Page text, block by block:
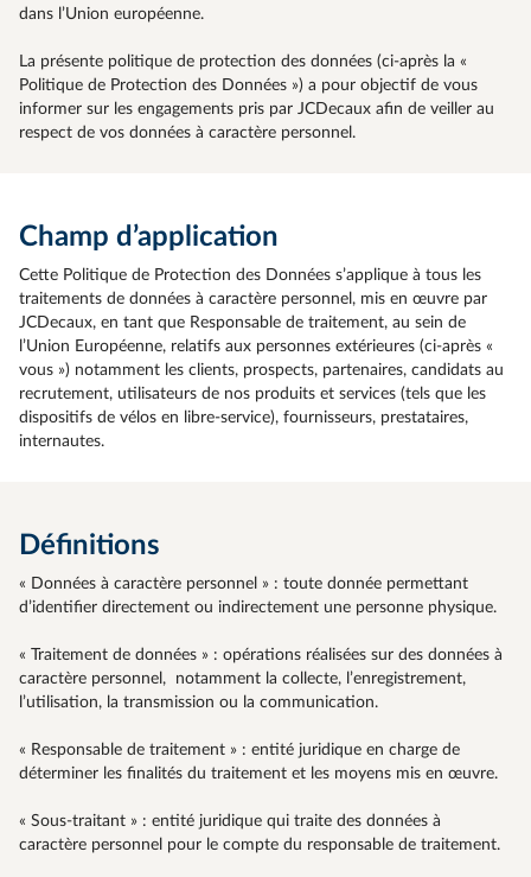
dans l’Union européenne.
La présente politique de protection des données (ci-après la «
Politique de Protection des Données ») a pour objectif de vous
informer sur les engagements pris par JCDecaux afin de veiller au
respect de vos données à caractère personnel.
Champ d’application
Cette Politique de Protection des Données s’applique à tous les
traitements de données à caractère personnel, mis en œuvre par
JCDecaux, en tant que Responsable de traitement, au sein de
l’Union Européenne, relatifs aux personnes extérieures (ci-après «
vous ») notamment les clients, prospects, partenaires, candidats au
recrutement, utilisateurs de nos produits et services (tels que les
dispositifs de vélos en libre-service), fournisseurs, prestataires,
internautes.
Définitions
« Données à caractère personnel » : toute donnée permettant
d’identifier directement ou indirectement une personne physique.
« Traitement de données » : opérations réalisées sur des données à
caractère personnel, notamment la collecte, l’enregistrement,
l’utilisation, la transmission ou la communication.
« Responsable de traitement » : entité juridique en charge de
déterminer les finalités du traitement et les moyens mis en œuvre.
« Sous-traitant » : entité juridique qui traite des données à
caractère personnel pour le compte du responsable de traitement.